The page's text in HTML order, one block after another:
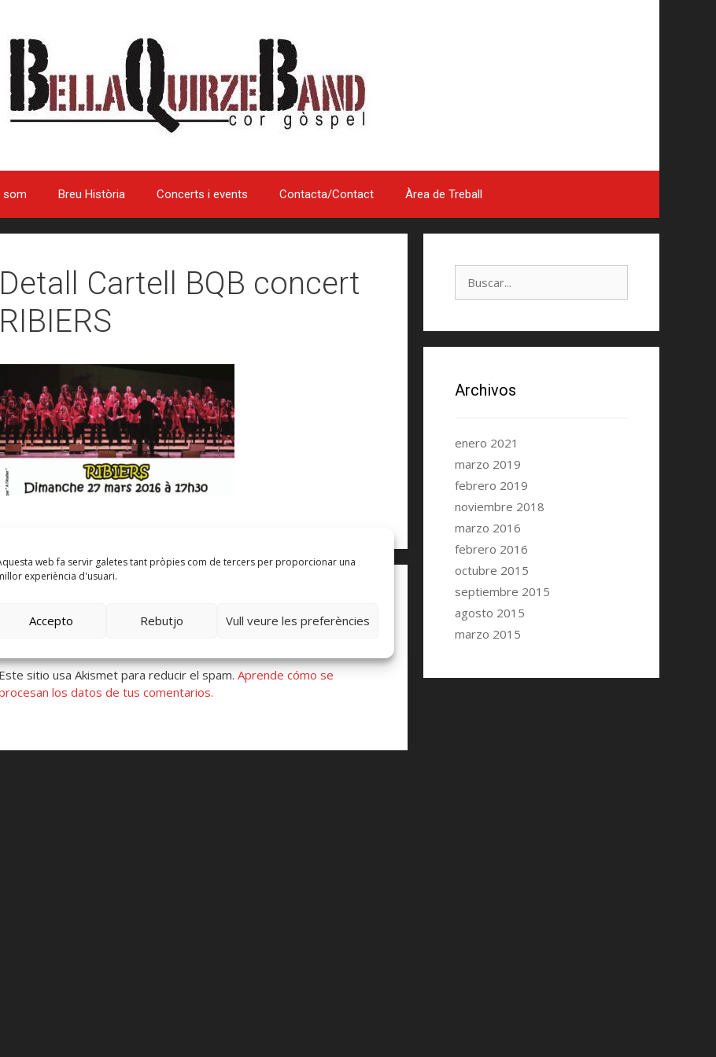
web fa servir galetes tant pròpies com de tercers per proporcionar una
experiència d'usuari.
Accepto Rebutjo Vull veure les preferències
som Breu Història Concerts i events Contacta/Contact Àrea de Treball
Detall Cartell BQB concert
RIBIERS
Este sitio usa Akismet para reducir el spam. Aprende cómo se
los datos de tus comentarios.
Archivos
enero 2021
marzo 2019
febrero 2019
noviembre 2018
marzo 2016
febrero 2016
octubre 2015
septiembre 2015
agosto 2015
marzo 2015